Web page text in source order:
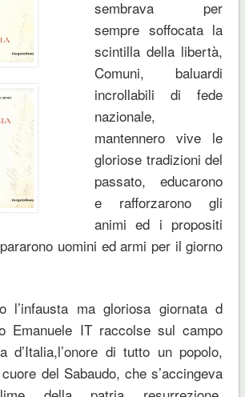
sembrava per
sempre soffocata la
scintilla della libertà,
Comuni, baluardi
incrollabili di fede
nazionale,
mantennero vive le
gloriose tradizioni del
passato, educarono
e rafforzarono gli
animi ed i propositi
uomini ed armi per il giorno
l’infausta ma gloriosa giornata d
Emanuele IT raccolse sul campo
d’Italia,l’onore di tutto un popolo,
del Sabaudo, che s’accingeva